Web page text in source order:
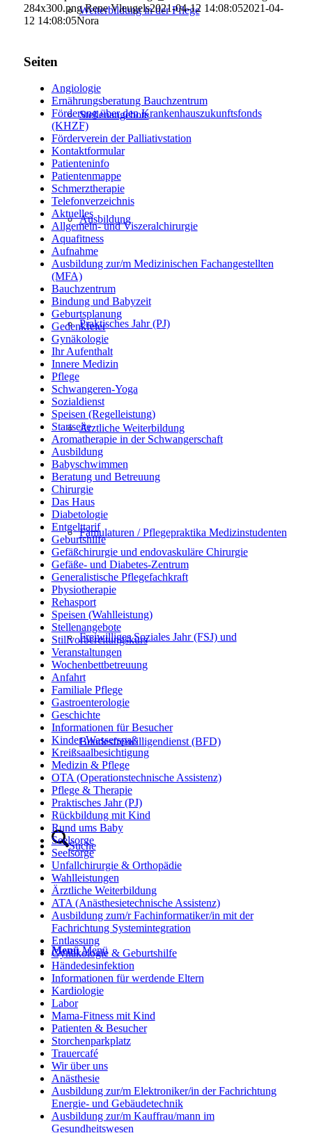
Weiterbildung in der Pflege
Stellenangebote
Ausbildung
Praktisches Jahr (PJ)
Ärztliche Weiterbildung
Famulaturen / Pflegepraktika Medizinstudenten
Freiwilliges Soziales Jahr (FSJ) und
Bundesfreiwilligendienst (BFD)
Suche
Menü Menü
284x300.png Rene Vleugels2021-04-12 14:08:052021-04-
12 14:08:05Nora
Seiten
Angiologie
Ernährungsberatung Bauchzentrum
Förderung über den Krankenhauszukunftsfonds
(KHZF)
Förderverein der Palliativstation
Kontaktformular
Patienteninfo
Patientenmappe
Schmerztherapie
Telefonverzeichnis
Aktuelles
Allgemein- und Viszeralchirurgie
Aquafitness
Aufnahme
Ausbildung zur/m Medizinischen Fachangestellten
(MFA)
Bauchzentrum
Bindung und Babyzeit
Geburtsplanung
Gedenkfeier
Gynäkologie
Ihr Aufenthalt
Innere Medizin
Pflege
Schwangeren-Yoga
Sozialdienst
Speisen (Regelleistung)
Startseite
Aromatherapie in der Schwangerschaft
Ausbildung
Babyschwimmen
Beratung und Betreuung
Chirurgie
Das Haus
Diabetologie
Entgelttarif
Geburtshilfe
Gefäßchirurgie und endovaskuläre Chirurgie
Gefäße- und Diabetes-Zentrum
Generalistische Pflegefachkraft
Physiotherapie
Rehasport
Speisen (Wahlleistung)
Stellenangebote
Stillvorbereitungskurs
Veranstaltungen
Wochenbettbetreuung
Anfahrt
Familiale Pflege
Gastroenterologie
Geschichte
Informationen für Besucher
Kinder-Wasserspaß
Kreißsaalbesichtigung
Medizin & Pflege
OTA (Operationstechnische Assistenz)
Pflege & Therapie
Praktisches Jahr (PJ)
Rückbildung mit Kind
Rund ums Baby
Seelsorge
Seelsorge
Unfallchirurgie & Orthopädie
Wahlleistungen
Ärztliche Weiterbildung
ATA (Anästhesietechnische Assistenz)
Ausbildung zum/r Fachinformatiker/in mit der
Fachrichtung Systemintegration
Entlassung
Gynäkologie & Geburtshilfe
Händedesinfektion
Informationen für werdende Eltern
Kardiologie
Labor
Mama-Fitness mit Kind
Patienten & Besucher
Storchenparkplatz
Trauercafé
Wir über uns
Anästhesie
Ausbildung zur/m Elektroniker/in der Fachrichtung
Energie- und Gebäudetechnik
Ausbildung zur/m Kauffrau/mann im
Gesundheitswesen